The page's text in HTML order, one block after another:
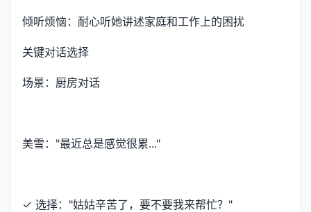
倾听烦恼：耐心听她讲述家庭和工作上的困扰
关键对话选择
场景：厨房对话
美雪："最近总是感觉很累..."
✓ 选择："姑姑辛苦了，要不要我来帮忙？"